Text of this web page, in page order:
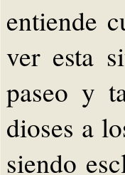
entiende
ver esta
paseo y
dioses a
siendo